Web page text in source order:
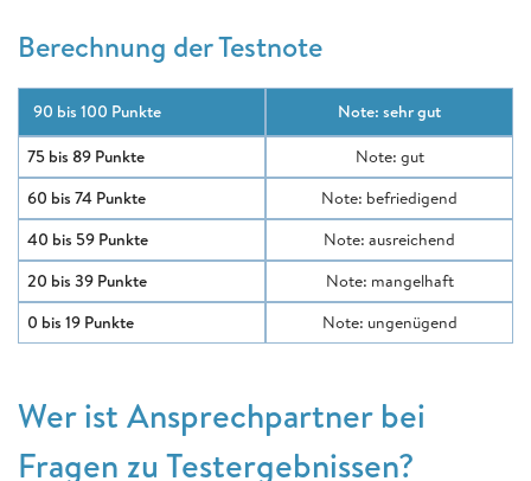
Berechnung der Testnote
90 bis 100 Punkte
Note: sehr gut
75 bis 89 Punkte
Note: gut
60 bis 74 Punkte
Note: befriedigend
40 bis 59 Punkte
Note: ausreichend
20 bis 39 Punkte
Note: mangelhaft
0 bis 19 Punkte
Note: ungenügend
Wer ist Ansprechpartner bei
Fragen zu Testergebnissen?